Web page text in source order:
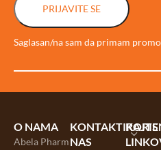
PRIJAVITE SE
Saglasan/na sam da primam
O NAMA
Abela Pharm
KONTAKTIRAJTE
NAS